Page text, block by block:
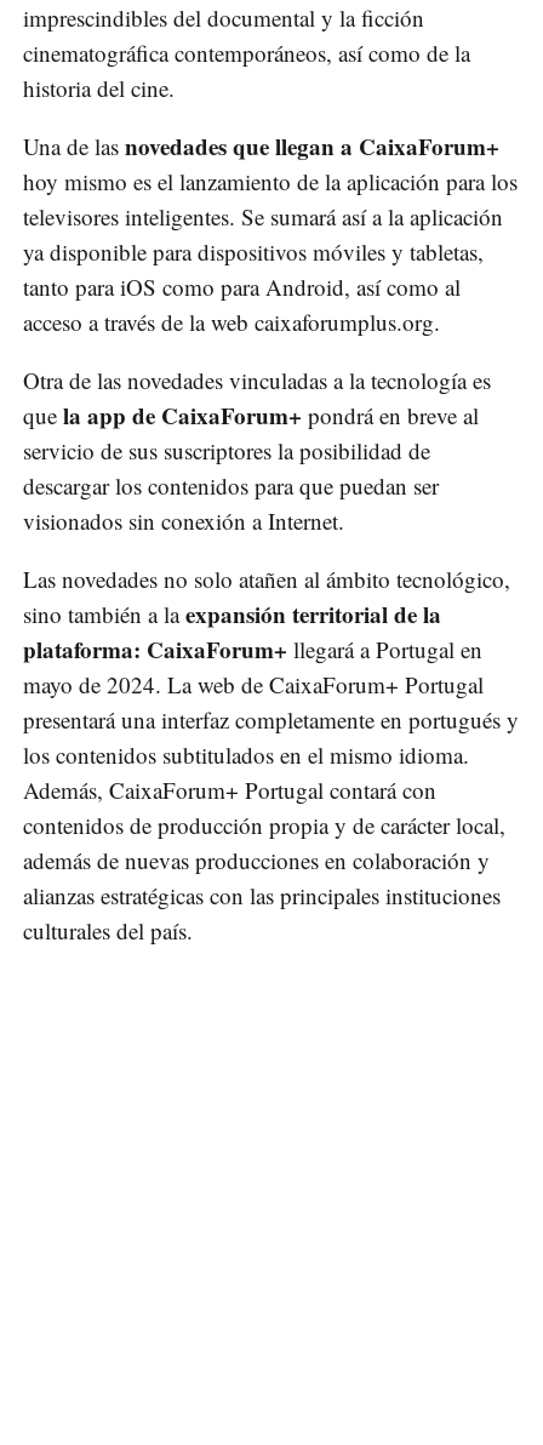
imprescindibles del documental y la ficción
cinematográfica contemporáneos, así como de la
historia del cine.
Una de las novedades que llegan a CaixaForum+
hoy mismo es el lanzamiento de la aplicación para los
televisores inteligentes. Se sumará así a la aplicación
ya disponible para dispositivos móviles y tabletas,
tanto para iOS como para Android, así como al
acceso a través de la web caixaforumplus.org.
Otra de las novedades vinculadas a la tecnología es
que la app de CaixaForum+ pondrá en breve al
servicio de sus suscriptores la posibilidad de
descargar los contenidos para que puedan ser
visionados sin conexión a Internet.
Las novedades no solo atañen al ámbito tecnológico,
sino también a laexpansión territorial de la
plataforma: CaixaForum+ llegará a Portugal en
mayo de 2024. La web de CaixaForum+ Portugal
presentará una interfaz completamente en portugués y
los contenidos subtitulados en el mismo idioma.
Además, CaixaForum+ Portugal contará con
contenidos de producción propia y de carácter local,
además de nuevas producciones en colaboración y
alianzas estratégicas con las principales instituciones
culturales del país.